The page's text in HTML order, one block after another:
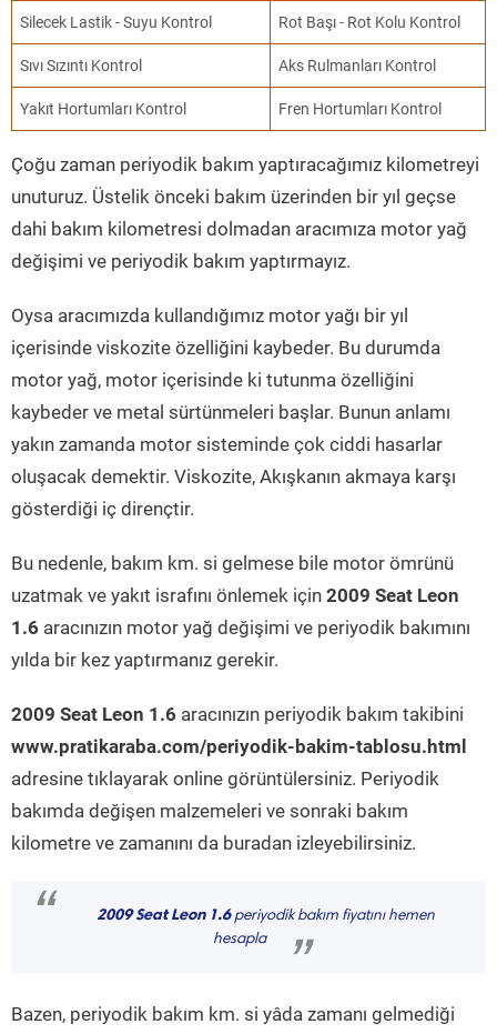
Silecek Lastik - Suyu Kontrol Rot Başı - Rot Kolu Kontrol
Sıvı Sızıntı Kontrol Aks Rulmanları Kontrol
Yakıt Hortumları Kontrol Fren Hortumları Kontrol
Çoğu zaman periyodik bakım yaptıracağımız kilometreyi
unuturuz. Üstelik önceki bakım üzerinden bir yıl geçse
dahi bakım kilometresi dolmadan aracımıza motor yağ
değişimi ve periyodik bakım yaptırmayız.
Oysa aracımızda kullandığımız motor yağı bir yıl
içerisinde viskozite özelliğini kaybeder. Bu durumda
motor yağ, motor içerisinde ki tutunma özelliğini
kaybeder ve metal sürtünmeleri başlar. Bunun anlamı
yakın zamanda motor sisteminde çok ciddi hasarlar
oluşacak demektir. Viskozite, Akışkanın akmaya karşı
gösterdiği iç dirençtir.
Bu nedenle, bakım km. si gelmese bile motor ömrünü
uzatmak ve yakıt israfını önlemek için 2009 Seat Leon
1.6 aracınızın motor yağ değişimi ve periyodik bakımını
yılda bir kez yaptırmanız gerekir.
2009 Seat Leon 1.6 aracınızın periyodik bakım takibini
www.pratikaraba.com/periyodik-bakim-tablosu.html
adresine tıklayarak online görüntülersiniz. Periyodik
bakımda değişen malzemeleri ve sonraki bakım
kilometre ve zamanını da buradan izleyebilirsiniz.
“ 2009 Seat Leon 1.6periyodik bakım fiyatını hemen
hesapla
”
Bazen, periyodik bakım km. si yâda zamanı gelmediği